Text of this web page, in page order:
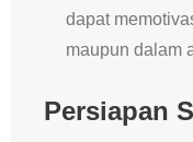
dapat
maupun dalam
Persiapan